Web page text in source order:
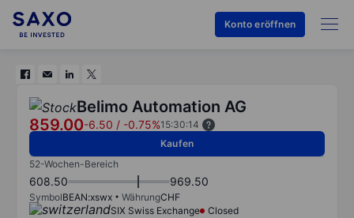
Konto eröffnen
Belimo Automation AG
859.00-6.50 / -0.75%15:30:14
Kaufen
52-Wochen-Bereich
608.50 969.50
SymbolBEAN:xswx WährungCHF
SIX Swiss Exchange
Closed